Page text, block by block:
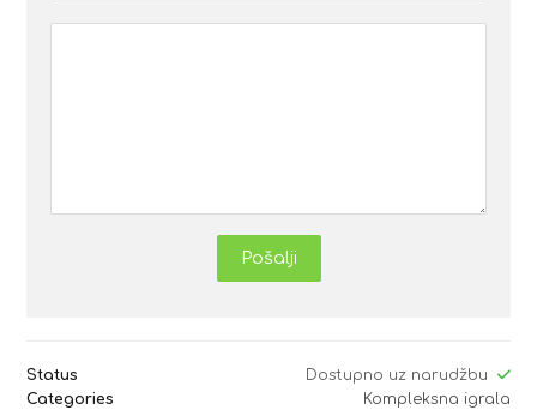
Pošalji
Status
Dostupno uz narudžbu
Categories
Kompleksna igrala